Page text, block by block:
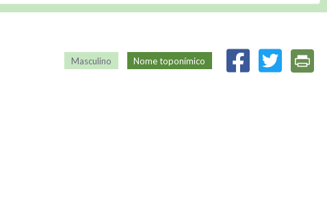
Masculino Nome toponímico